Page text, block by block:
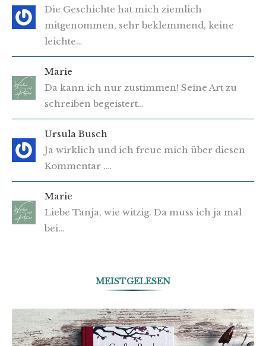
Die Geschichte hat mich ziemlich
mitgenommen, sehr beklemmend, keine
leichte…
Marie
Da kann ich nur zustimmen! Seine Art zu
schreiben begeistert…
Ursula Busch
Ja wirklich und ich freue mich über diesen
Kommentar .…
Marie
Liebe Tanja, wie witzig. Da muss ich ja mal
bei…
MEISTGELESEN